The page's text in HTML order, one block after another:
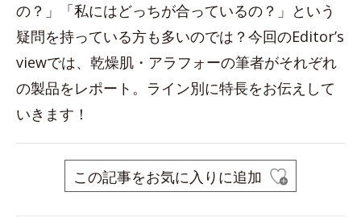
の？」「私にはどっちが合っているの？」という
疑問を持っている方も多いのでは？今回のEditor’s
viewでは、乾燥肌・アラフォーの筆者がそれぞれ
の製品をレポート。ライン別に特長をお伝えして
いきます！
この記事をお気に入りに追加